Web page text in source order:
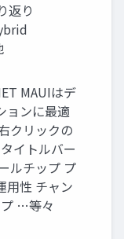
返り
MAUIはデ
ョンに最適
クリックの
イトルバー
ルチップ プ
⽤性 チャン
…等々